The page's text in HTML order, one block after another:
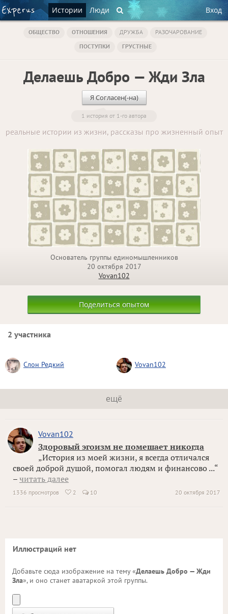
Истории Люди Вход
ОБЩЕСТВО ОТНОШЕНИЯ ДРУЖБА
РАЗОЧАРОВАНИЕ
ПОСТУПКИ
ГРУСТНЫЕ
Делаешь Добро — Жди Зла
Я Согласен(-на)
1 история от 1-го автора
реальные истории из жизни, рассказы про жизненный опыт
Основатель группы единомышленников
20 октября 2017
Vovan102
Поделиться опытом
2 участника
Слон Редкий Vovan102
ещё
Vovan102
Здоровый эгоизм не помешает никогда
„История из моей жизни, я всегда отличался
своей доброй душой, помогал людям и финансово ...“
– читать далее
20 октября 2017
1336 просмотров  2 10
Иллюстраций нет
Добавьте сюда изображение на тему «Делаешь Добро — Жди
Зла», и оно станет аватаркой этой группы.